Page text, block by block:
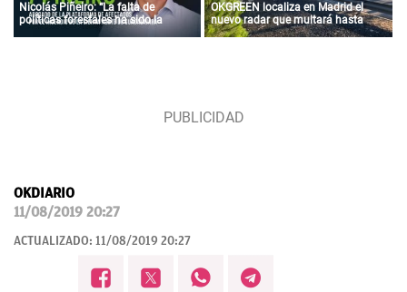
Nicolás Piñeiro: “La falta de
políticas forestales ha sido la
gasolina que ha arrasado media
OKGREEN localiza en Madrid el
nuevo radar que multará hasta
con 3.000 euros a los coches más
OKDIARIO
11/08/2019 20:27
ACTUALIZADO: 11/08/2019 20:27